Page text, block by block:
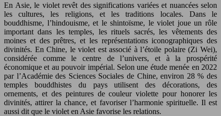
En Asie, le violet revêt des significations variées et nuancées selon
les cultures, les religions, et les traditions locales. Dans le
bouddhisme, l’hindouisme, et le shintoïsme, le violet joue un rôle
important dans les temples, les rituels sacrés, les vêtements des
moines et des prêtres, et les représentations iconographiques des
divinités. En Chine, le violet est associé à l’étoile polaire (Zi Wei),
considérée comme le centre de l’univers, et à la prospérité
économique et au pouvoir impérial. Selon une étude menée en 2022
par l’Académie des Sciences Sociales de Chine, environ 28 % des
temples bouddhistes du pays utilisent des décorations, des
ornements, et des peintures de couleur violette pour honorer les
divinités, attirer la chance, et favoriser l’harmonie spirituelle. Il est
aussi dit que le violet en Asie favorise les relations.